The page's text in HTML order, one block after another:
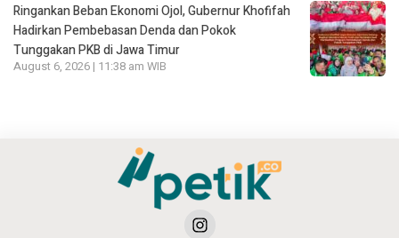
Ringankan Beban Ekonomi Ojol, Gubernur Khofifah
Hadirkan Pembebasan Denda dan Pokok
Tunggakan PKB di Jawa Timur
August 6, 2026 | 11:38 am WIB